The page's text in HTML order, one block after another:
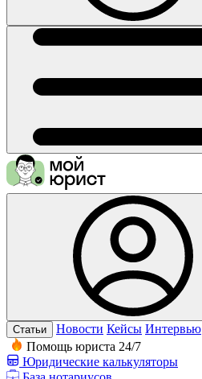
Статьи Новости Кейсы Интервью
Помощь юриста 24/7
Юридические калькуляторы